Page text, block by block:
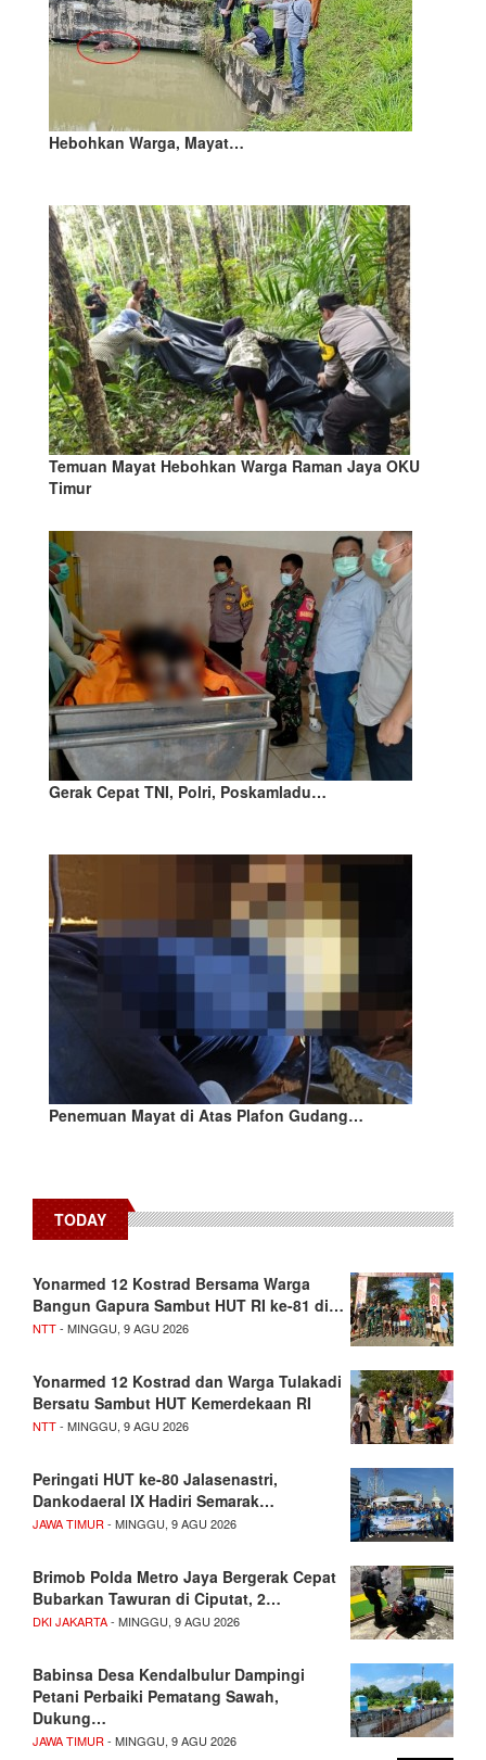
Hebohkan Warga, Mayat…
Temuan Mayat Hebohkan Warga Raman Jaya OKU
Timur
Gerak Cepat TNI, Polri, Poskamladu…
Penemuan Mayat di Atas Plafon Gudang…
TODAY
Yonarmed 12 Kostrad Bersama Warga
Bangun Gapura Sambut HUT RI ke-81 di…
NTT- MINGGU, 9 AGU 2026
Yonarmed 12 Kostrad dan Warga Tulakadi
Bersatu Sambut HUT Kemerdekaan RI
NTT- MINGGU, 9 AGU 2026
Peringati HUT ke-80 Jalasenastri,
Dankodaeral IX Hadiri Semarak…
JAWA TIMUR- MINGGU, 9 AGU 2026
Brimob Polda Metro Jaya Bergerak Cepat
Bubarkan Tawuran di Ciputat, 2…
DKI JAKARTA- MINGGU, 9 AGU 2026
Babinsa Desa Kendalbulur Dampingi
Petani Perbaiki Pematang Sawah,
Dukung…
JAWA TIMUR- MINGGU, 9 AGU 2026